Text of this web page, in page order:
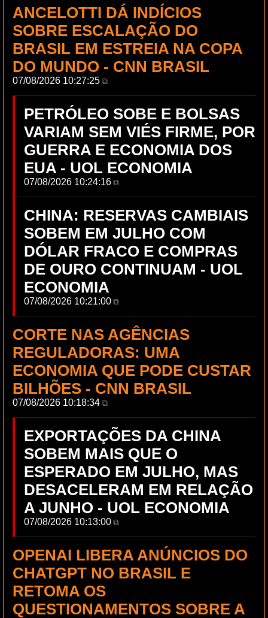
ANCELOTTI DÁ INDÍCIOS
SOBRE ESCALAÇÃO DO
BRASIL EM ESTREIA NA COPA
DO MUNDO - CNN BRASIL
07/08/2026 10:27:25⧉
PETRÓLEO SOBE E BOLSAS
VARIAM SEM VIÉS FIRME, POR
GUERRA E ECONOMIA DOS
EUA - UOL ECONOMIA
07/08/2026 10:24:16⧉
CHINA: RESERVAS CAMBIAIS
SOBEM EM JULHO COM
DÓLAR FRACO E COMPRAS
DE OURO CONTINUAM - UOL
ECONOMIA
07/08/2026 10:21:00⧉
CORTE NAS AGÊNCIAS
REGULADORAS: UMA
ECONOMIA QUE PODE CUSTAR
BILHÕES - CNN BRASIL
07/08/2026 10:18:34⧉
EXPORTAÇÕES DA CHINA
SOBEM MAIS QUE O
ESPERADO EM JULHO, MAS
DESACELERAM EM RELAÇÃO
A JUNHO - UOL ECONOMIA
07/08/2026 10:13:00⧉
OPENAI LIBERA ANÚNCIOS DO
CHATGPT NO BRASIL E
RETOMA OS
QUESTIONAMENTOS SOBRE A